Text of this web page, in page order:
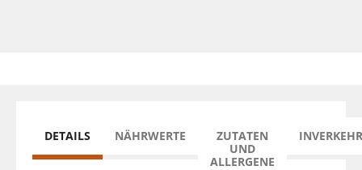
DETAILS NÄHRWERTE
ZUTATEN
UND
ALLERGENE